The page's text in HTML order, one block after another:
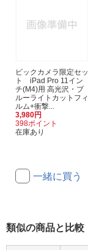
ビックカメラ限定セッ
ト iPad Pro 11イン
チ(M4)用 高光沢・ブ
ルーライトカットフィ
ルム+衝撃...
3,980円
398ポイント
在庫あり
一緒に買う
類似の商品と比較